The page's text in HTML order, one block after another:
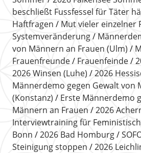
beschließt Fussfessel für Täter
Haftfragen
Mut vieler einzelner
Systemveränderung
von Männern an Frauen (Ulm)
Frauenfreunde
Frauenfeinde
2026 Winsen (Luhe)
2026
Männerdemo gegen Gewalt von
(Konstanz)
Erste Männerdemo
Männern an Frauen
2026
Interviewtraining für
Bonn
2026 Bad Homburg
Steinigung stoppen
2026